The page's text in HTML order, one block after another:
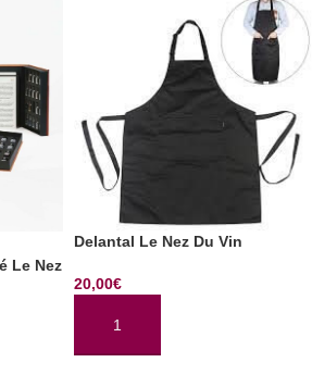
Le Nez
Delantal Le Nez Du Vin
20,00€
AÑADIR AL CARRITO